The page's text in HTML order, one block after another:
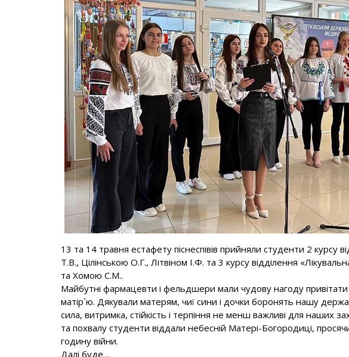
13 та 14 травня естафету піснеспівів прийняли студенти 2 курсу
Т.В., Цілінською О.Г., Літвіном І.Ф. та 3 курсу відділення
та Хомою С.М..
Майбутні фармацевти і фельдшери мали чудову нагоду привітати
матір`ю. Дякували матерям, чиї сини і дочки боронять нашу
сила, витримка, стійкість і терпіння не менш важливі для наших
та похвалу студенти віддали небесній Матері-Богородиці,
годину війни.
Далі буде…